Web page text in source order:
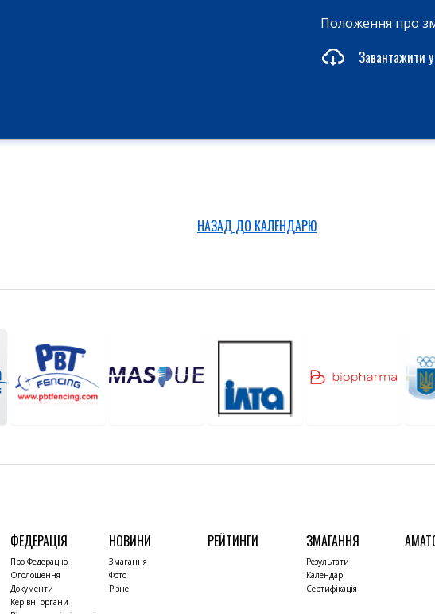
Положення про
Завантажити
НАЗАД ДО КАЛЕНДАРЮ
ФЕДЕРАЦІЯ
Про Федерацію
Оголошення
Документи
Керівні органи
НОВИНИ
Змагання
Фото
Різне
РЕЙТИНГИ ЗМАГАННЯ
Результати
Календар
Сертифікація